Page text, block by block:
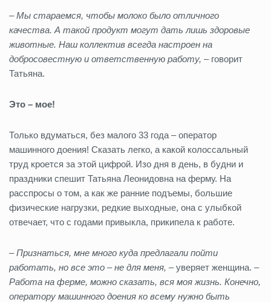
–Мы стараемся, чтобы молоко было отличного
качества. А такой продукт могут дать лишь здоровые
животные. Наш коллектив всегда настроен на
добросовестную и ответственную работу, – говорит
Татьяна.
Это – мое!
Только вдуматься, без малого 33 года – оператор
машинного доения! Сказать легко, а какой колоссальный
труд кроется за этой цифрой. Изо дня в день, в будни и
праздники спешит Татьяна Леонидовна на ферму. На
расспросы о том, а как же ранние подъемы, большие
физические нагрузки, редкие выходные, она с улыбкой
отвечает, что с годами привыкла, прикипела к работе.
–Признаться, мне много куда предлагали пойти
работать, но все это – не для меня, – уверяет женщина. –
Работа на ферме, можно сказать, вся моя жизнь. Конечно,
оператору машинного доения ко всему нужно быть